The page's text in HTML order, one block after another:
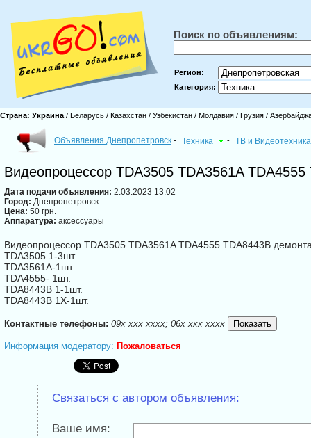
Поиск по объявлениям:
Регион:
Категория:
Страна: Украина / Беларусь / Казахстан / Узбекистан / Молдавия / Грузия /
Объявления Днепропетровск - Техника - ТВ и
Видеопроцессор TDA3505 TDA3561A
Дата подачи объявления: 2.03.2023 13:02
Город: Днепропетровск
Цена: 50 грн.
Аппаратура: аксессуары
Видеопроцессор TDA3505 TDA3561A TDA4555 TDA8443B
TDA3505 1-3шт.
TDA3561A-1шт.
TDA4555- 1шт.
TDA8443B 1-1шт.
TDA8443B 1X-1шт.
Контактные телефоны: 09x xxx xxxx; 06x xxx xxxx
Информация модератору: Пожаловаться
Связаться с автором объявления:
Ваше имя: